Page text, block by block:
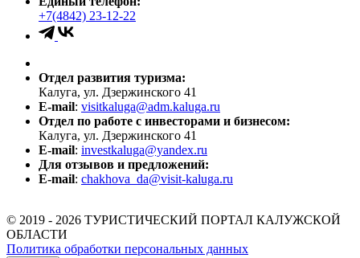
+7(4842) 23-12-22
Отдел развития туризма:
Калуга, ул. Дзержинского 41
E-mail: visitkaluga@adm.kaluga.ru
Отдел по работе с инвесторами и бизнесом:
Калуга, ул. Дзержинского 41
E-mail: investkaluga@yandex.ru
Для отзывов и предложений:
E-mail: chakhova_da@visit-kaluga.ru
© 2019 - 2026 ТУРИСТИЧЕСКИЙ ПОРТАЛ КАЛУЖСКОЙ
ОБЛАСТИ
Политика обработки персональных данных